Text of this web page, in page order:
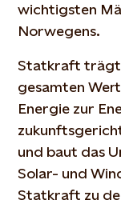
wichtigsten
Norwegens.
Statkraft trägt
gesamten
Energie zur
und baut das
Solar- und
Statkraft zu